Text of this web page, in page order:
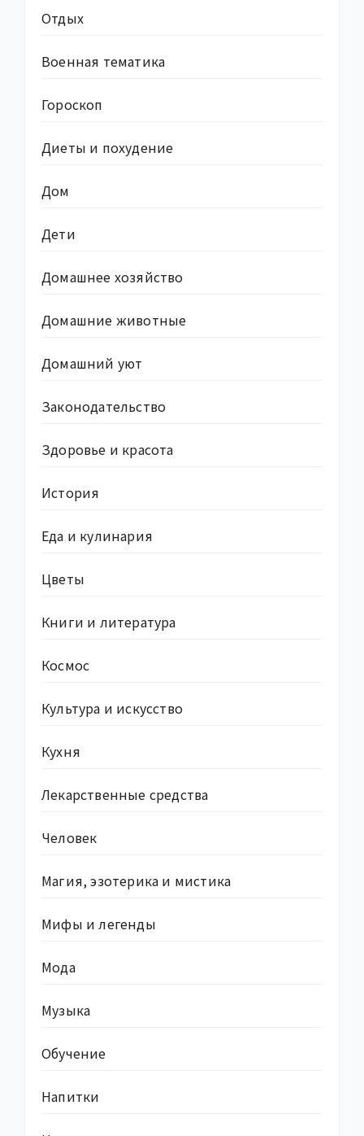
Отдых
Военная тематика
Гороскоп
Диеты и похудение
Дом
Дети
Домашнее хозяйство
Домашние животные
Домашний уют
Законодательство
Здоровье и красота
История
Еда и кулинария
Цветы
Книги и литература
Космос
Культура и искусство
Кухня
Лекарственные средства
Человек
Магия, эзотерика и мистика
Мифы и легенды
Мода
Музыка
Обучение
Напитки